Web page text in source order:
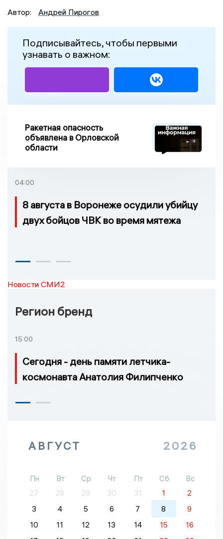
Автор:
Андрей Пирогов
Подписывайтесь, чтобы первыми
узнавать о важном:
Ракетная опасность
объявлена в Орловской
области
04:00
8 августа в Воронеже осудили убийцу
двух бойцов ЧВК во время мятежа
Новости СМИ2
Регион бренд
15:00
Сегодня - день памяти летчика-
космонавта Анатолия Филипченко
АВГУСТ 2026
Пн Вт Ср Чт Пт Сб
Вс
27
28 29 30 31 1
2
3
4 5 6 7 8
9
10
11 12 13 14 15
16